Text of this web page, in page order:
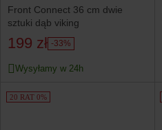
Front Connect 36 cm dwie
sztuki dąb viking
199 zł -33%
Wysyłamy w 24h
20 RAT 0%